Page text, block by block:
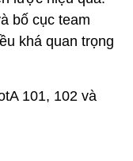
bố cục team
khá quan trọng
101, 102 và